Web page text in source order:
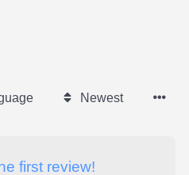
Newest
first review!